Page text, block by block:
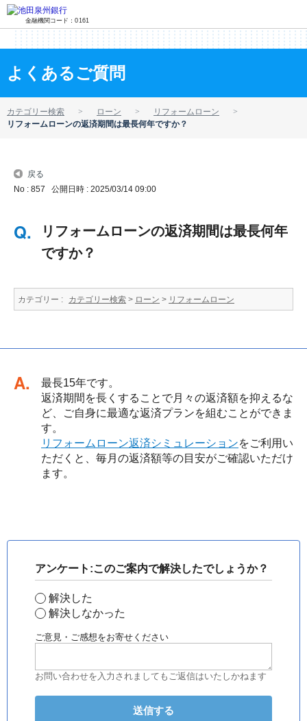
金融機関コード：0161
よくあるご質問
カテゴリー検索 ローン
リフォームローン
リフォームローンの返済期間は最長何年ですか？
戻る
No : 857 公開日時 : 2025/03/14 09:00
リフォームローンの返済期間は最長何年
ですか？
カテゴリー : カテゴリー検索 > ローン > リフォームローン
回答
最長15年です。
返済期間を長くすることで月々の返済額を抑えるな
ど、ご自身に最適な返済プランを組むことができま
す。
リフォームローン返済シミュレーションをご利用い
ただくと、毎月の返済額等の目安がご確認いただけ
ます。
アンケート:このご案内で解決したでしょうか？
解決した
解決しなかった
ご意見・ご感想をお寄せください
お問い合わせを入力されましてもご返信はいたしかねます